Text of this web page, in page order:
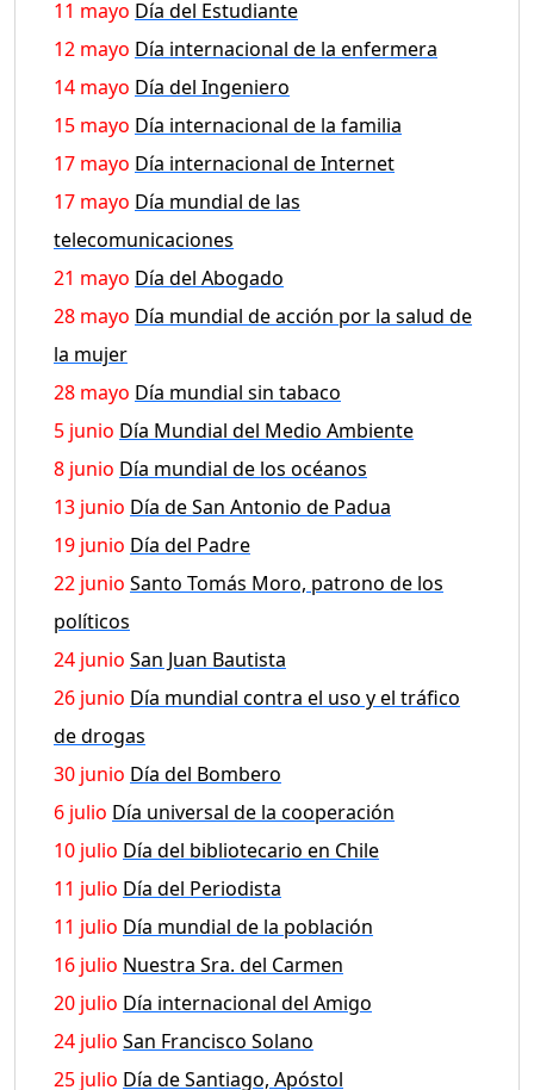
11 mayo Día del Estudiante
12 mayo Día internacional de la enfermera
14 mayo Día del Ingeniero
15 mayo Día internacional de la familia
17 mayo Día internacional de Internet
17 mayo Día mundial de las
telecomunicaciones
21 mayo Día del Abogado
28 mayo Día mundial de acción por la salud de
la mujer
28 mayo Día mundial sin tabaco
5 junio Día Mundial del Medio Ambiente
8 junio Día mundial de los océanos
13 junio Día de San Antonio de Padua
19 junio Día del Padre
22 junio Santo Tomás Moro, patrono de los
políticos
24 junio San Juan Bautista
26 junio Día mundial contra el uso y el tráfico
de drogas
30 junio Día del Bombero
6 julio Día universal de la cooperación
10 julio Día del bibliotecario en Chile
11 julio Día del Periodista
11 julio Día mundial de la población
16 julio Nuestra Sra. del Carmen
20 julio Día internacional del Amigo
24 julio San Francisco Solano
25 julio Día de Santiago, Apóstol